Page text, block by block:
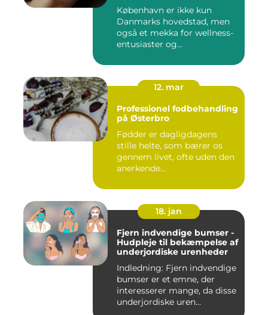
København er ikke kun
Danmarks hovedstad, men
også et mekka for wellness-
entusiaster og...
12. mar
Professionel fodbehandling
på Østerbro
Fødder er dagligdagens
stille helte, som bærer os
gennem livet, ofte uden den
anerkende...
18. jan
Fjern indvendige bumser -
Hudpleje til bekæmpelse af
underjordiske urenheder
Indledning: Fjern indvendige
bumser er et emne, der
interesserer mange, da disse
underjordiske uren...